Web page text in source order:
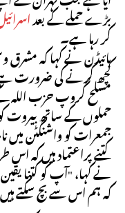
بڑے حملے کے بعد
کر رہا ہے۔
بائیڈن نے کہا کہ
کچھ کرنے کی ضرورت ہے،
مسلح گروپ حزب اللہ
حملوں کے ساتھ بیروت کو
جمعرات کو واشنگٹن میں
کتنے پراعتماد ہیں کہ اس
نے کہا، "آپ کو کتنا
کہ ہم اس سے بچ سکتے